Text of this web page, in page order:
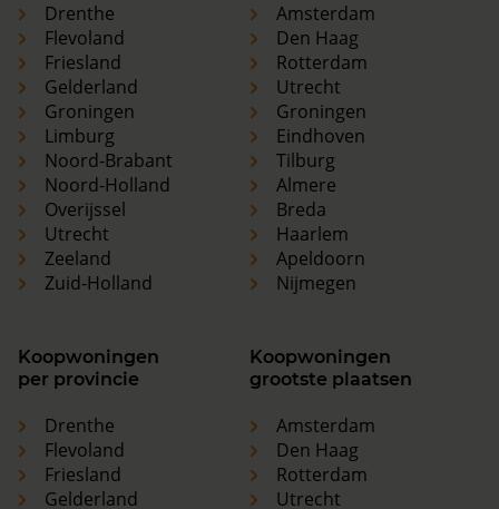
Drenthe
Flevoland
Friesland
Gelderland
Groningen
Limburg
Noord-Brabant
Noord-Holland
Overijssel
Utrecht
Zeeland
Zuid-Holland
Amsterdam
Den Haag
Rotterdam
Utrecht
Groningen
Eindhoven
Tilburg
Almere
Breda
Haarlem
Apeldoorn
Nijmegen
Koopwoningen
per provincie
Drenthe
Flevoland
Friesland
Gelderland
Koopwoningen
grootste plaatsen
Amsterdam
Den Haag
Rotterdam
Utrecht